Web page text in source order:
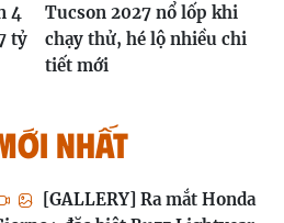
4
tỷ
Tucson 2027 nổ lốp khi
chạy thử, hé lộ nhiều chi
tiết mới
NHẤT
[GALLERY] Ra mắt Honda